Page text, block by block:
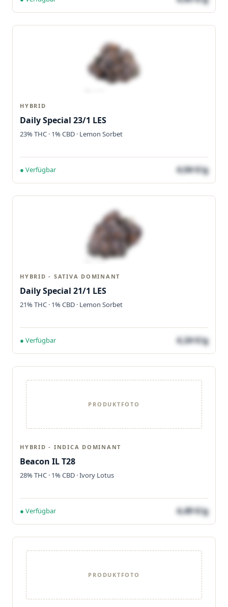
HYBRID
Daily Special 23/1 LES
23% THC · 1% CBD · Lemon Sorbet
● Verfügbar 4,04 €/g
HYBRID - SATIVA DOMINANT
Daily Special 21/1 LES
21% THC · 1% CBD · Lemon Sorbet
● Verfügbar 4,24 €/g
PRODUKTFOTO
HYBRID - INDICA DOMINANT
Beacon IL T28
28% THC · 1% CBD · Ivory Lotus
● Verfügbar 4,49 €/g
PRODUKTFOTO